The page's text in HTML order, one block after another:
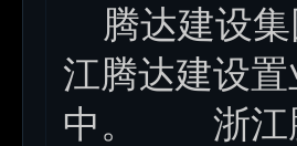
腾达建设集
江腾达建设
中。 浙江腾